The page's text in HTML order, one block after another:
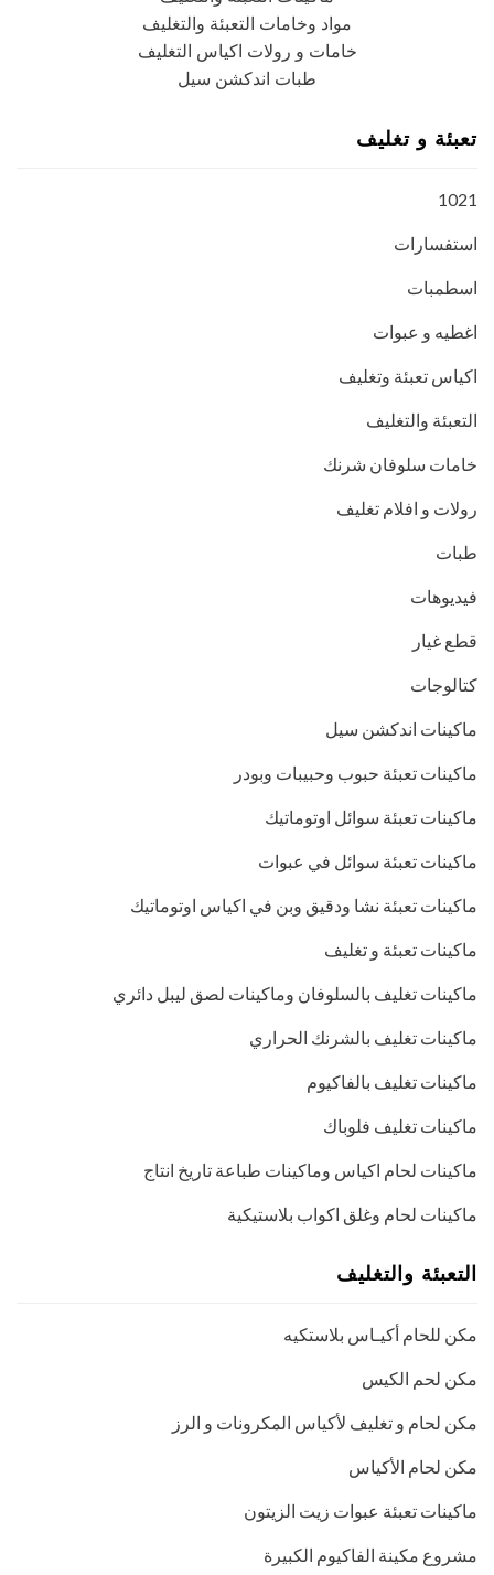
مواد وخامات التعبئة والتغليف
خامات و رولات اكياس التغليف
طبات اندكشن سيل
تعبئة و تغليف
1021
استفسارات
اسطمبات
اغطيه و عبوات
اكياس تعبئة وتغليف
التعبئة والتغليف
خامات سلوفان شرنك
رولات و افلام تغليف
طبات
فيديوهات
قطع غيار
كتالوجات
ماكينات اندكشن سيل
ماكينات تعبئة حبوب وحبيبات وبودر
ماكينات تعبئة سوائل اوتوماتيك
ماكينات تعبئة سوائل في عبوات
ماكينات تعبئة نشا ودقيق وبن في اكياس اوتوماتيك
ماكينات تعبئة و تغليف
ماكينات تغليف بالسلوفان وماكينات لصق ليبل دائري
ماكينات تغليف بالشرنك الحراري
ماكينات تغليف بالفاكيوم
ماكينات تغليف فلوباك
ماكينات لحام اكياس وماكينات طباعة تاريخ انتاج
ماكينات لحام وغلق اكواب بلاستيكية
التعبئة والتغليف
مكن للحام أكيـاس بلاستكيه
مكن لحم الكيس
مكن لحام و تغليف لأكياس المكرونات و الرز
مكن لحام الأكياس
ماكينات تعبئة عبوات زيت الزيتون
مشروع مكينة الفاكيوم الكبيرة